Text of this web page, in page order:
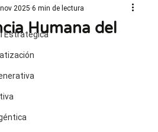
EstratégicaHumana del
2025 6 min de lectura